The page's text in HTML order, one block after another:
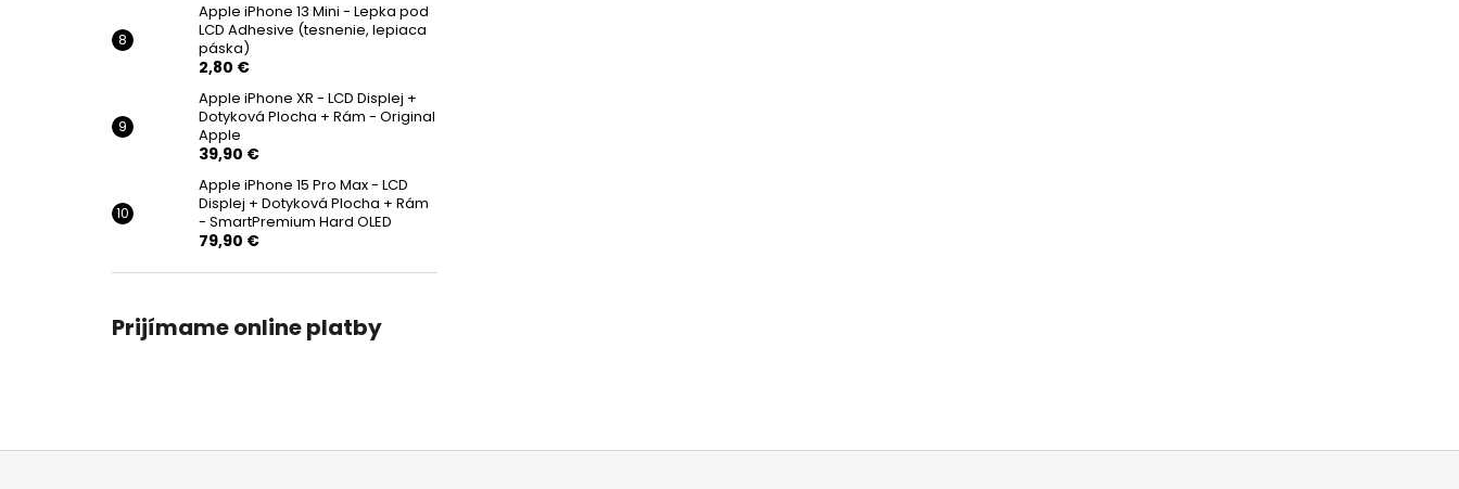
Apple iPhone 13 Mini - Lepka pod
LCD Adhesive (tesnenie, lepiaca
páska)
2,80 €
Apple iPhone XR - LCD Displej +
Dotyková Plocha + Rám - Original
Apple
39,90 €
Apple iPhone 15 Pro Max - LCD
Displej + Dotyková Plocha + Rám
- SmartPremium Hard OLED
79,90 €
Prijímame online platby
Z